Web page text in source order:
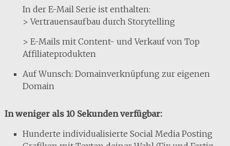
In der E-Mail Serie ist enthalten:
> Vertrauensaufbau durch Storytelling
> E-Mails mit Content- und Verkauf von Top
Affiliateprodukten
Auf Wunsch: Domainverknüpfung zur eigenen
Domain
In weniger als 10 Sekunden verfügbar:
Hunderte individualisierte Social Media Posting